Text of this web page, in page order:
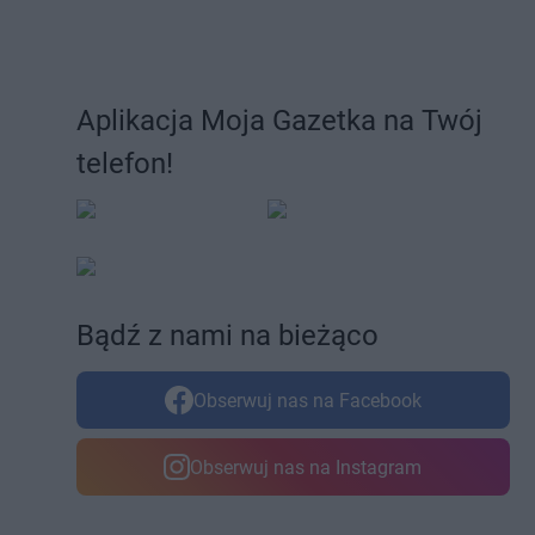
Aplikacja Moja Gazetka na Twój
telefon!
Bądź z nami na bieżąco
Obserwuj nas na Facebook
Obserwuj nas na Instagram